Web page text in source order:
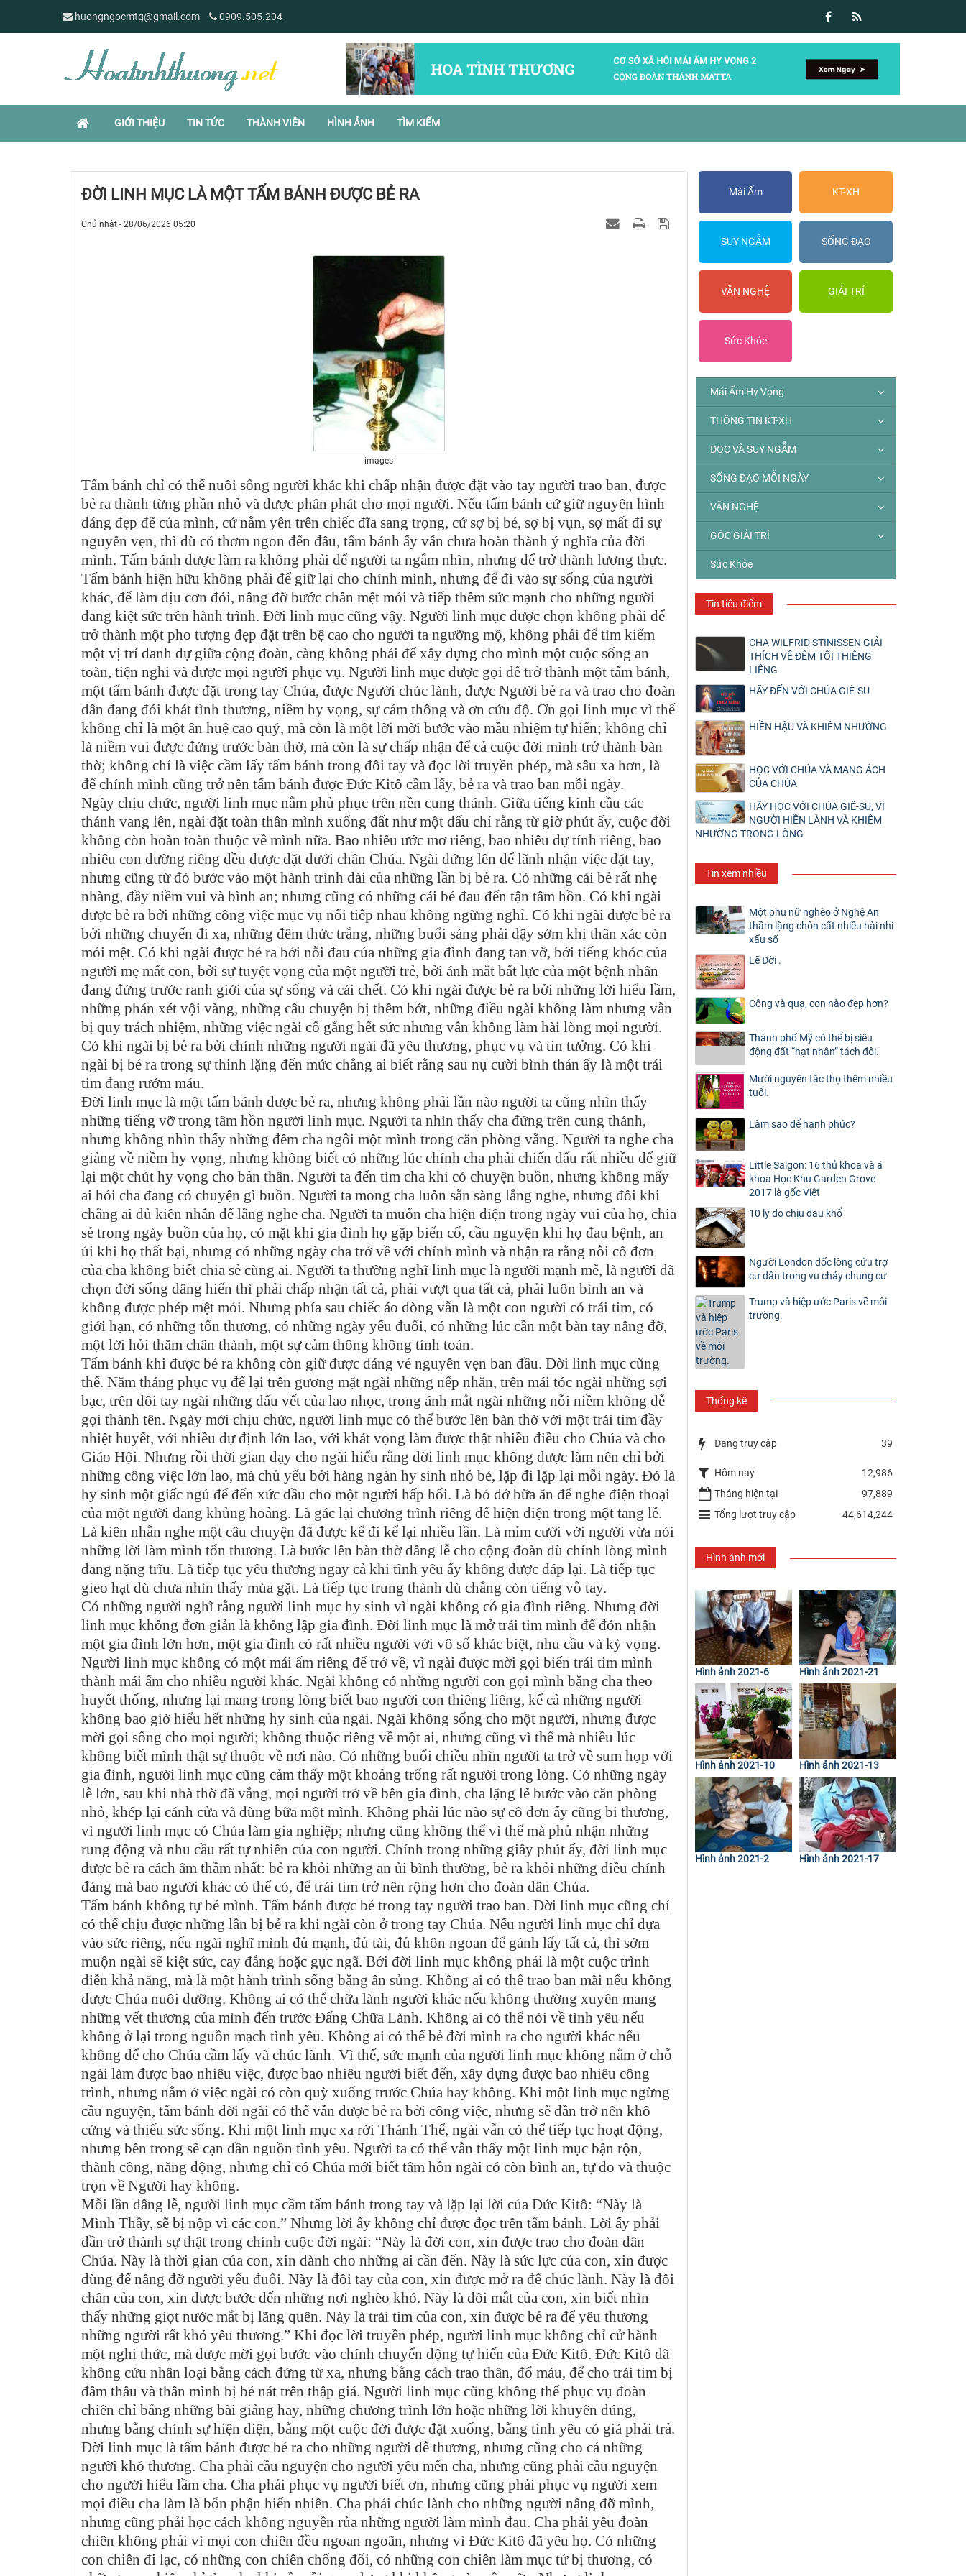
huongngocmtg@gmail.com 0909.505.204
GIỚI THIỆU TIN TỨC THÀNH VIÊN HÌNH ẢNH TÌM KIẾM
ĐỜI LINH MỤC LÀ MỘT TẤM BÁNH ĐƯỢC BẺ RA
Chủ nhật - 28/06/2026 05:20
images
Tấm bánh chỉ có thể nuôi sống người khác khi chấp nhận được đặt vào tay người trao ban, được
bẻ ra thành từng phần nhỏ và được phân phát cho mọi người. Nếu tấm bánh cứ giữ nguyên hình
dáng đẹp đẽ của mình, cứ nằm yên trên chiếc đĩa sang trọng, cứ sợ bị bẻ, sợ bị vụn, sợ mất đi sự
nguyên vẹn, thì dù có thơm ngon đến đâu, tấm bánh ấy vẫn chưa hoàn thành ý nghĩa của đời
mình. Tấm bánh được làm ra không phải để người ta ngắm nhìn, nhưng để trở thành lương thực.
Tấm bánh hiện hữu không phải để giữ lại cho chính mình, nhưng để đi vào sự sống của người
khác, để làm dịu cơn đói, nâng đỡ bước chân mệt mỏi và tiếp thêm sức mạnh cho những người
đang kiệt sức trên hành trình. Đời linh mục cũng vậy. Người linh mục được chọn không phải để
trở thành một pho tượng đẹp đặt trên bệ cao cho người ta ngưỡng mộ, không phải để tìm kiếm
một vị trí danh dự giữa cộng đoàn, càng không phải để xây dựng cho mình một cuộc sống an
toàn, tiện nghi và được mọi người phục vụ. Người linh mục được gọi để trở thành một tấm bánh,
một tấm bánh được đặt trong tay Chúa, được Người chúc lành, được Người bẻ ra và trao cho đoàn
dân đang đói khát tình thương, niềm hy vọng, sự cảm thông và ơn cứu độ. Ơn gọi linh mục vì thế
không chỉ là một ân huệ cao quý, mà còn là một lời mời bước vào mầu nhiệm tự hiến; không chỉ
là niềm vui được đứng trước bàn thờ, mà còn là sự chấp nhận để cả cuộc đời mình trở thành bàn
thờ; không chỉ là việc cầm lấy tấm bánh trong đôi tay và đọc lời truyền phép, mà sâu xa hơn, là
để chính mình cũng trở nên tấm bánh được Đức Kitô cầm lấy, bẻ ra và trao ban mỗi ngày.
Ngày chịu chức, người linh mục nằm phủ phục trên nền cung thánh. Giữa tiếng kinh cầu các
thánh vang lên, ngài đặt toàn thân mình xuống đất như một dấu chỉ rằng từ giờ phút ấy, cuộc đời
không còn hoàn toàn thuộc về mình nữa. Bao nhiêu ước mơ riêng, bao nhiêu dự tính riêng, bao
nhiêu con đường riêng đều được đặt dưới chân Chúa. Ngài đứng lên để lãnh nhận việc đặt tay,
nhưng cũng từ đó bước vào một hành trình dài của những lần bị bẻ ra. Có những cái bẻ rất nhẹ
nhàng, đầy niềm vui và bình an; nhưng cũng có những cái bẻ đau đến tận tâm hồn. Có khi ngài
được bẻ ra bởi những công việc mục vụ nối tiếp nhau không ngừng nghỉ. Có khi ngài được bẻ ra
bởi những chuyến đi xa, những đêm thức trắng, những buổi sáng phải dậy sớm khi thân xác còn
mỏi mệt. Có khi ngài được bẻ ra bởi nỗi đau của những gia đình đang tan vỡ, bởi tiếng khóc của
người mẹ mất con, bởi sự tuyệt vọng của một người trẻ, bởi ánh mắt bất lực của một bệnh nhân
đang đứng trước ranh giới của sự sống và cái chết. Có khi ngài được bẻ ra bởi những lời hiểu lầm,
những phán xét vội vàng, những câu chuyện bị thêm bớt, những điều ngài không làm nhưng vẫn
bị quy trách nhiệm, những việc ngài cố gắng hết sức nhưng vẫn không làm hài lòng mọi người.
Có khi ngài bị bẻ ra bởi chính những người ngài đã yêu thương, phục vụ và tin tưởng. Có khi
ngài bị bẻ ra trong sự thinh lặng đến mức chẳng ai biết rằng sau nụ cười bình thản ấy là một trái
tim đang rướm máu.
Đời linh mục là một tấm bánh được bẻ ra, nhưng không phải lần nào người ta cũng nhìn thấy
những tiếng vỡ trong tâm hồn người linh mục. Người ta nhìn thấy cha đứng trên cung thánh,
nhưng không nhìn thấy những đêm cha ngồi một mình trong căn phòng vắng. Người ta nghe cha
giảng về niềm hy vọng, nhưng không biết có những lúc chính cha phải chiến đấu rất nhiều để giữ
lại một chút hy vọng cho bản thân. Người ta đến tìm cha khi có chuyện buồn, nhưng không mấy
ai hỏi cha đang có chuyện gì buồn. Người ta mong cha luôn sẵn sàng lắng nghe, nhưng đôi khi
chẳng ai đủ kiên nhẫn để lắng nghe cha. Người ta muốn cha hiện diện trong ngày vui của họ, chia
sẻ trong ngày buồn của họ, có mặt khi gia đình họ gặp biến cố, cầu nguyện khi họ đau bệnh, an
ủi khi họ thất bại, nhưng có những ngày cha trở về với chính mình và nhận ra rằng nỗi cô đơn
của cha không biết chia sẻ cùng ai. Người ta thường nghĩ linh mục là người mạnh mẽ, là người đã
chọn đời sống dâng hiến thì phải chấp nhận tất cả, phải vượt qua tất cả, phải luôn bình an và
không được phép mệt mỏi. Nhưng phía sau chiếc áo dòng vẫn là một con người có trái tim, có
giới hạn, có những tổn thương, có những ngày yếu đuối, có những lúc cần một bàn tay nâng đỡ,
một lời hỏi thăm chân thành, một sự cảm thông không tính toán.
Tấm bánh khi được bẻ ra không còn giữ được dáng vẻ nguyên vẹn ban đầu. Đời linh mục cũng
thế. Năm tháng phục vụ để lại trên gương mặt ngài những nếp nhăn, trên mái tóc ngài những sợi
bạc, trên đôi tay ngài những dấu vết của lao nhọc, trong ánh mắt ngài những nỗi niềm không dễ
gọi thành tên. Ngày mới chịu chức, người linh mục có thể bước lên bàn thờ với một trái tim đầy
nhiệt huyết, với nhiều dự định lớn lao, với khát vọng làm được thật nhiều điều cho Chúa và cho
Giáo Hội. Nhưng rồi thời gian dạy cho ngài hiểu rằng đời linh mục không được làm nên chỉ bởi
những công việc lớn lao, mà chủ yếu bởi hàng ngàn hy sinh nhỏ bé, lặp đi lặp lại mỗi ngày. Đó là
hy sinh một giấc ngủ để đến xức dầu cho một người hấp hối. Là bỏ dở bữa ăn để nghe điện thoại
của một người đang khủng hoảng. Là gác lại chương trình riêng để hiện diện trong một tang lễ.
Là kiên nhẫn nghe một câu chuyện đã được kể đi kể lại nhiều lần. Là mỉm cười với người vừa nói
những lời làm mình tổn thương. Là bước lên bàn thờ dâng lễ cho cộng đoàn dù chính lòng mình
đang nặng trĩu. Là tiếp tục yêu thương ngay cả khi tình yêu ấy không được đáp lại. Là tiếp tục
gieo hạt dù chưa nhìn thấy mùa gặt. Là tiếp tục trung thành dù chẳng còn tiếng vỗ tay.
Có những người nghĩ rằng người linh mục hy sinh vì ngài không có gia đình riêng. Nhưng đời
linh mục không đơn giản là không lập gia đình. Đời linh mục là mở trái tim mình để đón nhận
một gia đình lớn hơn, một gia đình có rất nhiều người với vô số khác biệt, nhu cầu và kỳ vọng.
Người linh mục không có một mái ấm riêng để trở về, vì ngài được mời gọi biến trái tim mình
thành mái ấm cho nhiều người khác. Ngài không có những người con gọi mình bằng cha theo
huyết thống, nhưng lại mang trong lòng biết bao người con thiêng liêng, kể cả những người
không bao giờ hiểu hết những hy sinh của ngài. Ngài không sống cho một người, nhưng được
mời gọi sống cho mọi người; không thuộc riêng về một ai, nhưng cũng vì thế mà nhiều lúc
không biết mình thật sự thuộc về nơi nào. Có những buổi chiều nhìn người ta trở về sum họp với
gia đình, người linh mục cũng cảm thấy một khoảng trống rất người trong lòng. Có những ngày
lễ lớn, sau khi nhà thờ đã vắng, mọi người trở về bên gia đình, cha lặng lẽ bước vào căn phòng
nhỏ, khép lại cánh cửa và dùng bữa một mình. Không phải lúc nào sự cô đơn ấy cũng bi thương,
vì người linh mục có Chúa làm gia nghiệp; nhưng cũng không thể vì thế mà phủ nhận những
rung động và nhu cầu rất tự nhiên của con người. Chính trong những giây phút ấy, đời linh mục
được bẻ ra cách âm thầm nhất: bẻ ra khỏi những an ủi bình thường, bẻ ra khỏi những điều chính
đáng mà bao người khác có thể có, để trái tim trở nên rộng hơn cho đoàn dân Chúa.
Tấm bánh không tự bẻ mình. Tấm bánh được bẻ trong tay người trao ban. Đời linh mục cũng chỉ
có thể chịu được những lần bị bẻ ra khi ngài còn ở trong tay Chúa. Nếu người linh mục chỉ dựa
vào sức riêng, nếu ngài nghĩ mình đủ mạnh, đủ tài, đủ khôn ngoan để gánh lấy tất cả, thì sớm
muộn ngài sẽ kiệt sức, cay đắng hoặc gục ngã. Bởi đời linh mục không phải là một cuộc trình
diễn khả năng, mà là một hành trình sống bằng ân sủng. Không ai có thể trao ban mãi nếu không
được Chúa nuôi dưỡng. Không ai có thể chữa lành người khác nếu không thường xuyên mang
những vết thương của mình đến trước Đấng Chữa Lành. Không ai có thể nói về tình yêu nếu
không ở lại trong nguồn mạch tình yêu. Không ai có thể bẻ đời mình ra cho người khác nếu
không để cho Chúa cầm lấy và chúc lành. Vì thế, sức mạnh của người linh mục không nằm ở chỗ
ngài làm được bao nhiêu việc, được bao nhiêu người biết đến, xây dựng được bao nhiêu công
trình, nhưng nằm ở việc ngài có còn quỳ xuống trước Chúa hay không. Khi một linh mục ngừng
cầu nguyện, tấm bánh đời ngài có thể vẫn được bẻ ra bởi công việc, nhưng sẽ dần trở nên khô
cứng và thiếu sức sống. Khi một linh mục xa rời Thánh Thể, ngài vẫn có thể tiếp tục hoạt động,
nhưng bên trong sẽ cạn dần nguồn tình yêu. Người ta có thể vẫn thấy một linh mục bận rộn,
thành công, năng động, nhưng chỉ có Chúa mới biết tâm hồn ngài có còn bình an, tự do và thuộc
trọn về Người hay không.
Mỗi lần dâng lễ, người linh mục cầm tấm bánh trong tay và lặp lại lời của Đức Kitô: “Này là
Mình Thầy, sẽ bị nộp vì các con.” Nhưng lời ấy không chỉ được đọc trên tấm bánh. Lời ấy phải
dần trở thành sự thật trong chính cuộc đời ngài: “Này là đời con, xin được trao cho đoàn dân
Chúa. Này là thời gian của con, xin dành cho những ai cần đến. Này là sức lực của con, xin được
dùng để nâng đỡ người yếu đuối. Này là đôi tay của con, xin được mở ra để chúc lành. Này là đôi
chân của con, xin được bước đến những nơi nghèo khó. Này là đôi mắt của con, xin biết nhìn
thấy những giọt nước mắt bị lãng quên. Này là trái tim của con, xin được bẻ ra để yêu thương
những người rất khó yêu thương.” Khi đọc lời truyền phép, người linh mục không chỉ cử hành
một nghi thức, mà được mời gọi bước vào chính chuyển động tự hiến của Đức Kitô. Đức Kitô đã
không cứu nhân loại bằng cách đứng từ xa, nhưng bằng cách trao thân, đổ máu, để cho trái tim bị
đâm thâu và thân mình bị bẻ nát trên thập giá. Người linh mục cũng không thể phục vụ đoàn
chiên chỉ bằng những bài giảng hay, những chương trình lớn hoặc những lời khuyên đúng,
nhưng bằng chính sự hiện diện, bằng một cuộc đời được đặt xuống, bằng tình yêu có giá phải trả.
Đời linh mục là tấm bánh được bẻ ra cho những người dễ thương, nhưng cũng cho cả những
người khó thương. Cha phải cầu nguyện cho người yêu mến cha, nhưng cũng phải cầu nguyện
cho người hiểu lầm cha. Cha phải phục vụ người biết ơn, nhưng cũng phải phục vụ người xem
mọi điều cha làm là bổn phận hiển nhiên. Cha phải chúc lành cho những người nâng đỡ mình,
nhưng cũng phải học cách không nguyền rủa những người làm mình đau. Cha phải yêu đoàn
chiên không phải vì mọi con chiên đều ngoan ngoãn, nhưng vì Đức Kitô đã yêu họ. Có những
con chiên đi lạc, có những con chiên chống đối, có những con chiên làm mục tử bị thương, có
Mái Ấm KT-XH
SUY NGẪM SỐNG ĐẠO
VĂN NGHỆ GIẢI TRÍ
Sức Khỏe
Mái Ấm Hy Vọng
THÔNG TIN KT-XH
ĐỌC VÀ SUY NGẪM
SỐNG ĐẠO MỖI NGÀY
VĂN NGHỆ
GÓC GIẢI TRÍ
Sức Khỏe
Tin tiêu điểm
CHA WILFRID STINISSEN GIẢI
THÍCH VỀ ĐÊM TỐI THIÊNG
LIÊNG
HÃY ĐẾN VỚI CHÚA GIÊ-SU
HIỀN HẬU VÀ KHIÊM NHƯỜNG
HỌC VỚI CHÚA VÀ MANG ÁCH
CỦA CHÚA
HÃY HỌC VỚI CHÚA GIÊ-SU, VÌ
NGƯỜI HIỀN LÀNH VÀ KHIÊM
NHƯỜNG TRONG LÒNG
Tin xem nhiều
Một phụ nữ nghèo ở Nghệ An
thầm lặng chôn cất nhiều hài nhi
xấu số
Lẽ Đời .
Công và quạ, con nào đẹp hơn?
Thành phố Mỹ có thể bị siêu
động đất “hạt nhân” tách đôi.
Mười nguyên tắc thọ thêm nhiều
tuổi.
Làm sao để hạnh phúc?
Little Saigon: 16 thủ khoa và á
khoa Học Khu Garden Grove
2017 là gốc Việt
10 lý do chịu đau khổ
Người London dốc lòng cứu trợ
cư dân trong vụ cháy chung cư
Trump và hiệp ước Paris về môi
trường.
Thống kê
Đang truy cập 39
Hôm nay
12,986
Tháng hiện tại
97,889
Tổng lượt truy cập
44,614,244
Hình ảnh mới
Hình ảnh 2021-6 Hình ảnh 2021-21
Hình ảnh 2021-10 Hình ảnh 2021-13
Hình ảnh 2021-2 Hình ảnh 2021-17